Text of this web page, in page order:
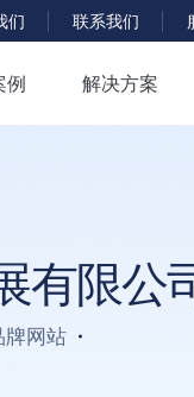
们 联系我们
例 解决方案
有限公
牌网站